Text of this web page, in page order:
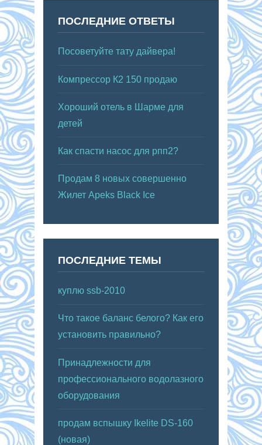
ПОСЛЕДНИЕ ОТВЕТЫ
Посоветуйте тату дайвера!
Компрессор К2 150 продаю
Хороший отель в Шарме для
детей
Как спасти насос для рпп2?
Продам 8 новых совершенно
Жилет Apeks Black Ice
ПОСЛЕДНИЕ ТЕМЫ
куплю ssb-2010
Что такое баланс белого? Как его
установить правильно?
Принадлежности для
профессионального водолазного
оборудования
продам вспышку Ikelite DS-160
(новая)